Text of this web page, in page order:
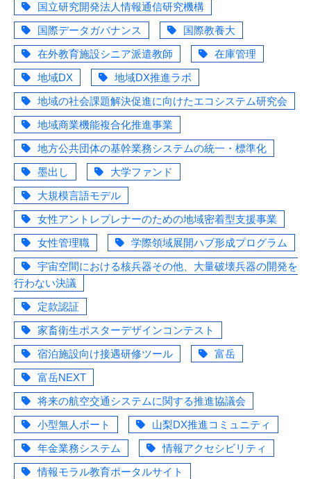
国立研究開発法人情報通信研究機構
国際データガバナンス
国際教養大
在外教育施設シニア派遣教師
在庫管理
地域DX
地域DX推進ラボ
地域の社会課題解決促進に向けたエコシステム研究会
地域商業機能複合化推進事業
地方公共団体の基幹業務システムの統一・標準化
墨出し
大学ファンド
大規模言語モデル
女性アントレプレナーのための地域密着型支援事業
女性管理職
学際領域展開ハブ形成プログラム
宇宙空間における核兵器その他、大量破壊兵器の開発を
行わない決議
定款認証
家畜衛生ポスターデザインコンテスト
宿泊施設向け接遇研修ツール
富岳
富岳NEXT
将来の航空交通システムに関する推進協議会
小型無人ボート
山梨DX推進コミュニティ
年金業務システム
情報アクセシビリティ
情報モラル教育ポータルサイト